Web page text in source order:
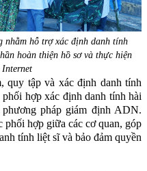
nhằm hỗ trợ xác định danh tính
hoàn thiện hồ sơ và thực hiện
quy tập và xác định danh tính
hợp xác định danh tính hài
pháp giám định ADN.
hợp giữa các cơ quan, góp
tính liệt sĩ và bảo đảm quyền